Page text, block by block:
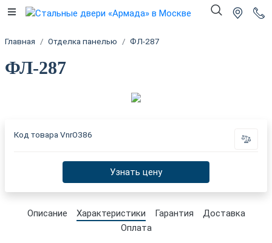
Главная Отделка панелью ФЛ-287
ФЛ-287
Описание Характеристики Гарантия
Доставка
Оплата
Код товара VnrO386
Узнать цену